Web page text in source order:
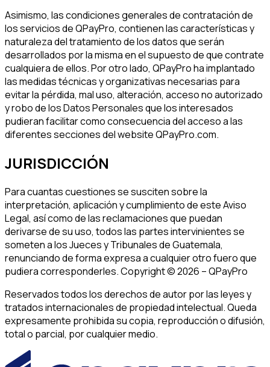
Asimismo, las condiciones generales de contratación de
los servicios de QPayPro, contienen las características y
naturaleza del tratamiento de los datos que serán
desarrollados por la misma en el supuesto de que contrate
cualquiera de ellos. Por otro lado, QPayPro ha implantado
las medidas técnicas y organizativas necesarias para
evitar la pérdida, mal uso, alteración, acceso no autorizado
y robo de los Datos Personales que los interesados
pudieran facilitar como consecuencia del acceso a las
diferentes secciones del website QPayPro.com.
JURISDICCIÓN
Para cuantas cuestiones se susciten sobre la
interpretación, aplicación y cumplimiento de este Aviso
Legal, así como de las reclamaciones que puedan
derivarse de su uso, todos las partes intervinientes se
someten a los Jueces y Tribunales de Guatemala,
renunciando de forma expresa a cualquier otro fuero que
pudiera corresponderles. Copyright © 2026 – QPayPro
Reservados todos los derechos de autor por las leyes y
tratados internacionales de propiedad intelectual. Queda
expresamente prohibida su copia, reproducción o difusión,
total o parcial, por cualquier medio.